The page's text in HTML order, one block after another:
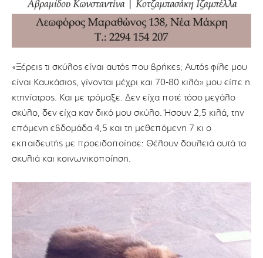
«Ξέρεις τι σκύλος είναι αυτός που βρήκες; Αυτός φίλε μου
είναι Καυκάσιος, γίνονται μέχρι και 70-80 κιλά» μου είπε η
κτηνίατρος. Και με τρόμαξε. Δεν είχα ποτέ τόσο μεγάλο
σκύλο, δεν είχα καν δικό μου σκύλο. Ήσουν 2,5 κιλά, την
επόμενη εβδομάδα 4,5 και τη μεθεπόμενη 7 κι ο
εκπαιδευτής με προειδοποίησε: Θέλουν δουλειά αυτά τα
σκυλιά και κοινωνικοποίηση.